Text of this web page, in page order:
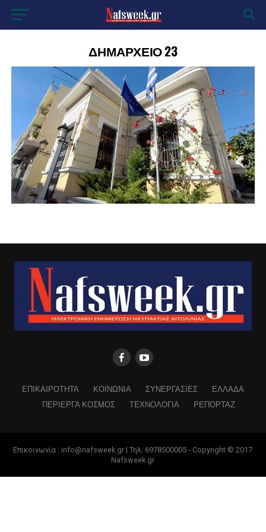
ΔΗΜΑΡΧΕΙΟ 23
ΕΠΙΚΑΙΡΟΤΗΤΑ ΚΟΙΝΩΝΙΑ ΣΥΝΕΡΓΑΣΙΕΣ
ΕΛΛΑΔΑ
ΠΕΡΙΕΡΓΑ ΚΟΣΜΟΣ
ΤΕΧΝΟΛΟΓΙΑ ΡΕΠΟΡΤΑΖ
Επικοινωνία : info@nafsweek.gr | Τηλ: 6978500005 - Copyright © 2017
Nafsweek.gr